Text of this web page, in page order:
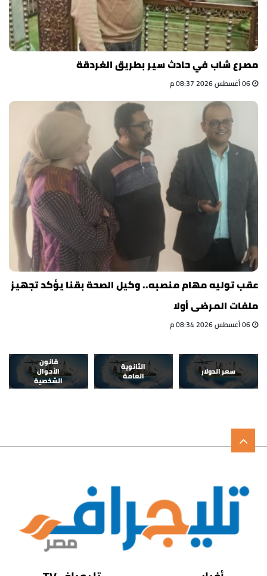
مصرع شاب في حادث سير بطريق الغردقة
عقب توليه مهام منصبه.. وكيل الصحة بقنا يؤكد تجهيز
ملفات المرضى أولا
سعر الدولار
الثانوية
العامة
قانون
الأحوال
الشخصية